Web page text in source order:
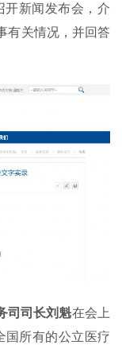
开新闻发布会，介
有关情况，并回答
司司长刘魁在会上
国所有的公立医疗